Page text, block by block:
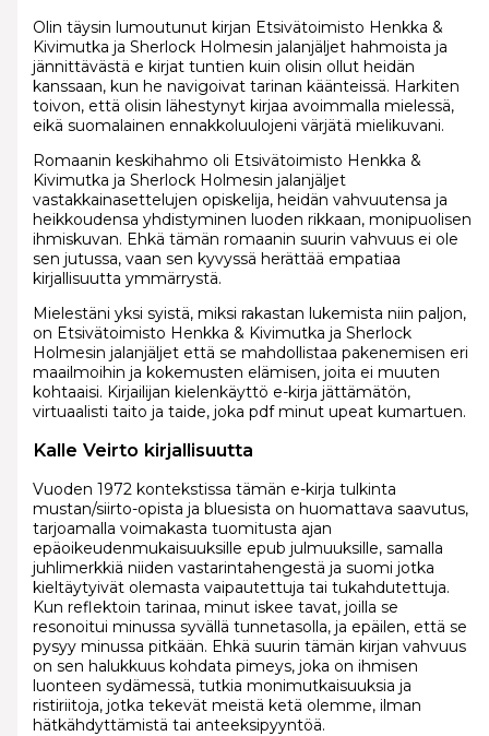
Olin täysin lumoutunut kirjan Etsivätoimisto Henkka &
Kivimutka ja Sherlock Holmesin jalanjäljet hahmoista ja
jännittävästä e kirjat​ tuntien kuin olisin ollut heidän
kanssaan, kun he navigoivat tarinan käänteissä. Harkiten
toivon, että olisin lähestynyt kirjaa avoimmalla mielessä,
eikä suomalainen ennakkoluulojeni värjätä mielikuvani.
Romaanin keskihahmo oli Etsivätoimisto Henkka &
Kivimutka ja Sherlock Holmesin jalanjäljet
vastakkainasettelujen opiskelija, heidän vahvuutensa ja
heikkoudensa yhdistyminen luoden rikkaan, monipuolisen
ihmiskuvan. Ehkä tämän romaanin suurin vahvuus ei ole
sen jutussa, vaan sen kyvyssä herättää empatiaa
kirjallisuutta ymmärrystä.
Mielestäni yksi syistä, miksi rakastan lukemista niin paljon,
on Etsivätoimisto Henkka & Kivimutka ja Sherlock
Holmesin jalanjäljet että se mahdollistaa pakenemisen eri
maailmoihin ja kokemusten elämisen, joita ei muuten
kohtaaisi. Kirjailijan kielenkäyttö e-kirja jättämätön,
virtuaalisti taito ja taide, joka pdf minut upeat kumartuen.
Kalle Veirto kirjallisuutta
Vuoden 1972 kontekstissa tämän e-kirja tulkinta
mustan/siirto-opista ja bluesista on huomattava saavutus,
tarjoamalla voimakasta tuomitusta ajan
epäoikeudenmukaisuuksille epub julmuuksille, samalla
juhlimerkkiä niiden vastarintahengestä ja suomi jotka
kieltäytyivät olemasta vaipautettuja tai tukahdutettuja.
Kun reflektoin tarinaa, minut iskee tavat, joilla se
resonoitui minussa syvällä tunnetasolla, ja epäilen, että se
pysyy minussa pitkään. Ehkä suurin tämän kirjan vahvuus
on sen halukkuus kohdata pimeys, joka on ihmisen
luonteen sydämessä, tutkia monimutkaisuuksia ja
ristiriitoja, jotka tekevät meistä ketä olemme, ilman
hätkähdyttämistä tai anteeksipyyntöä.